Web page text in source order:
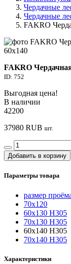
Чердачные
Чердачные
FAKRO
FAKRO
ID: 752
Выгодная цена!
В наличии
42200
37980 RUB шт.
Добавить в корзину
Параметры товара
размер
70x120
60х130 Н305
70х130 Н305
60х140 Н305
70х140 Н305
Характеристики